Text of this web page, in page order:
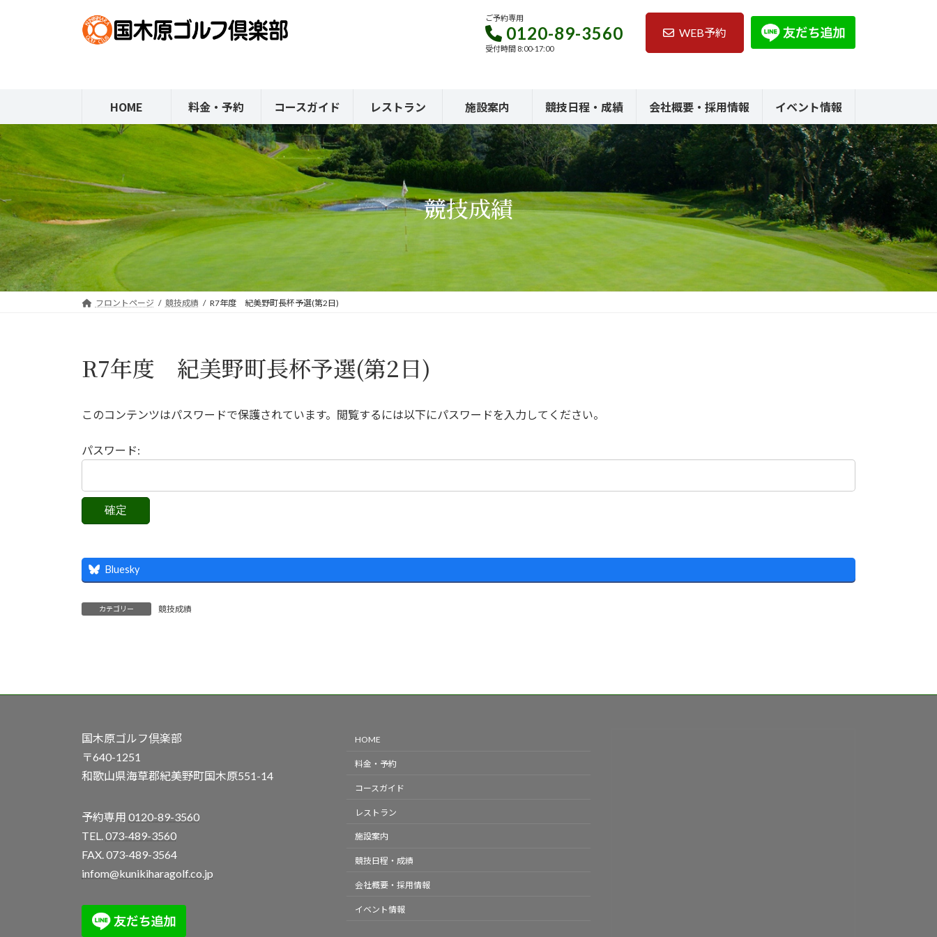
キ
ッ
プ
に
移
動
ご予約専用
0120-89-3560
受付時間 8:00-17:00
WEB予約
HOME 料金・予約 コースガイド レストラン 施設案内 競技日程・成績 会社概要・採用情報 イベント情報
競技成績
フロントページ 競技成績 R7年度 紀美野町長杯予選(第2日)
R7年度 紀美野町長杯予選(第2日)
このコンテンツはパスワードで保護されています。閲覧するには以下にパスワードを入力してください。
パスワード:
Bluesky
カテゴリー 競技成績
国木原ゴルフ倶楽部
〒640-1251
和歌山県海草郡紀美野町国木原551-14
予約専用 0120-89-3560
TEL. 073-489-3560
FAX. 073-489-3564
infom@kunikiharagolf.co.jp
HOME
料金・予約
コースガイド
レストラン
施設案内
競技日程・成績
会社概要・採用情報
イベント情報